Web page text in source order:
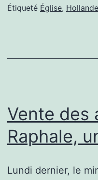
Étiqueté Église, Hollande
Vente des
Raphale,
Lundi dernier, le